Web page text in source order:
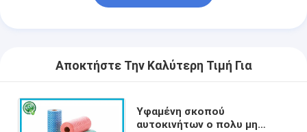
Αποκτήστε Την Καλύτερη Τιμή Για
Υφαμένη σκοπού
αυτοκινήτων ο πολυ μη